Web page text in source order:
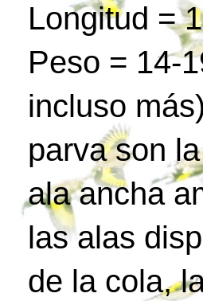
Longitud =
Peso = 14-
incluso
parva son
ala ancha
las alas
de la cola,